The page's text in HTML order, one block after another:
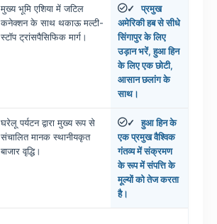
मुख्य भूमि एशिया में जटिल
कनेक्शन के साथ थकाऊ मल्टी-
स्टॉप ट्रांसपैसिफिक मार्ग।
✓
प्रमुख
अमेरिकी हब से सीधे
सिंगापुर के लिए
उड़ान भरें, हुआ हिन
के लिए एक छोटी,
आसान छलांग के
साथ।
घरेलू पर्यटन द्वारा मुख्य रूप से
संचालित मानक स्थानीयकृत
बाजार वृद्धि।
✓
हुआ हिन के
एक प्रमुख वैश्विक
गंतव्य में संक्रमण
के रूप में संपत्ति के
मूल्यों को तेज करता
है।